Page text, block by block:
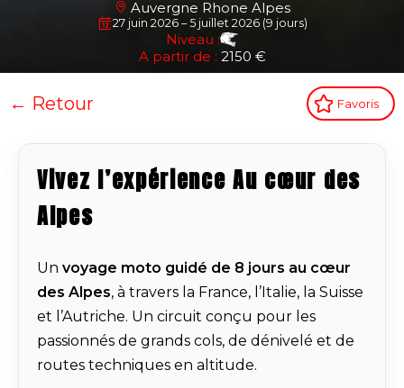
Auvergne Rhone Alpes
27 juin 2026 – 5 juillet 2026 (9 jours)
Niveau :
A partir de : 2150 €
← Retour Favoris
Vivez l’expérience Au cœur des
Alpes
Un voyage moto guidé de 8 jours au cœur
des Alpes, à travers la France, l’Italie, la Suisse
et l’Autriche. Un circuit conçu pour les
passionnés de grands cols, de dénivelé et de
routes techniques en altitude.